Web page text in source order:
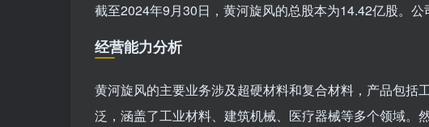
截至2024年9月30日，黄河旋风的总股本为14.42亿股。公
经营能力分析
黄河旋风的主要业务涉及超硬材料和复合材料，产品包括
泛，涵盖了工业材料、建筑机械、医疗器械等多个领域。